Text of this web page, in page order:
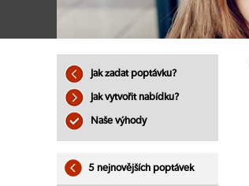
Jak zadat poptávku?
Jak vytvořit nabídku?
Naše výhody
5 nejnovějších poptávek